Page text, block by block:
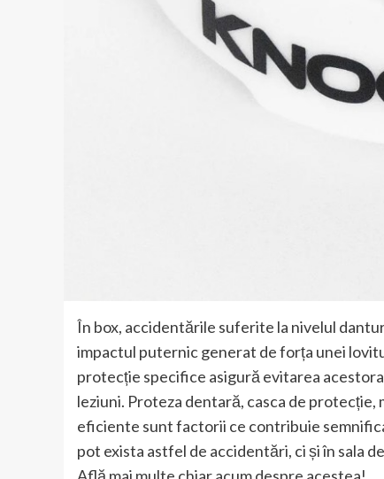
În box, accidentările suferite la nivelul
impactul puternic generat de forța unei
protecție specifice asigură evitarea
leziuni. Proteza dentară, casca de
eficiente sunt factorii ce contribuie
pot exista astfel de accidentări, ci și în sala